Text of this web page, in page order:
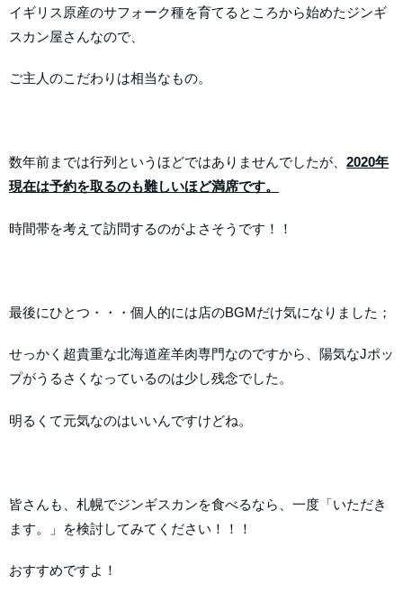
イギリス原産のサフォーク種を育てるところから始めたジンギ
スカン屋さんなので、
ご主人のこだわりは相当なもの。
数年前までは行列というほどではありませんでしたが、 2020年
現在は予約を取るのも難しいほど満席です。
時間帯を考えて訪問するのがよさそうです！！
最後にひとつ・・・個人的には店のBGMだけ気になりました；
せっかく超貴重な北海道産羊肉専門なのですから、陽気なJポッ
プがうるさくなっているのは少し残念でした。
明るくて元気なのはいいんですけどね。
皆さんも、札幌でジンギスカンを食べるなら、一度「いただき
ます。」を検討してみてください！！！
おすすめですよ！